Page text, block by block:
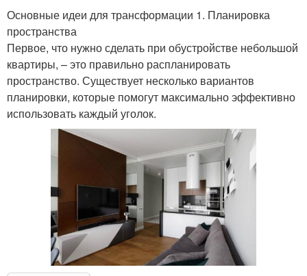
Основные идеи для трансформации 1. Планировка
пространства
Первое, что нужно сделать при обустройстве небольшой
квартиры, – это правильно распланировать
пространство. Существует несколько вариантов
планировки, которые помогут максимально эффективно
использовать каждый уголок.